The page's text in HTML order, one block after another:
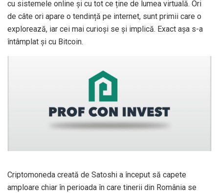
cu sistemele online și cu tot ce ține de lumea virtuală. Ori
de câte ori apare o tendință pe internet, sunt primii care o
explorează, iar cei mai curioși se și implică. Exact așa s-a
întâmplat și cu Bitcoin.
Criptomoneda creată de Satoshi a început să capete
amploare chiar în perioada în care tinerii din România se